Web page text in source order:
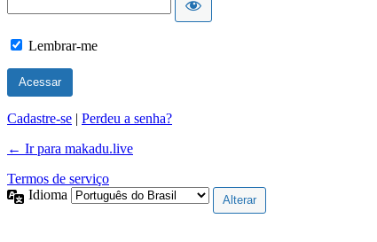
Lembrar-me
Cadastre-se | Perdeu a senha?
← Ir para makadu.live
Termos de serviço
Idioma